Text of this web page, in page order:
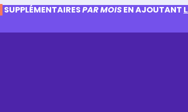
SUPPLÉMENTAIRESPAR MOISEN AJOUTANT